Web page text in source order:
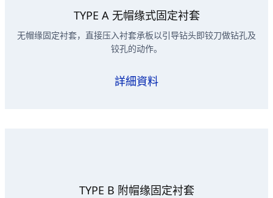
TYPE A 无帽缘式固定衬套
无帽缘固定衬套，直接压入衬套承板以引导钻头即铰刀做钻孔及
铰孔的动作。
詳細資料
TYPE B 附帽缘固定衬套